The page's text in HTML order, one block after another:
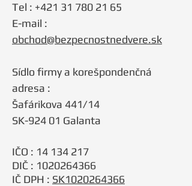
Tel : +421 31 780 21 65
E-mail :
obchod@bezpecnostnedvere.sk
​Sídlo firmy a korešpondenčná
adresa :
Šafárikova 441/14
SK-924 01 Galanta
IČO : 14 134 217
DIČ : 1020264366
IČ DPH : SK1020264366